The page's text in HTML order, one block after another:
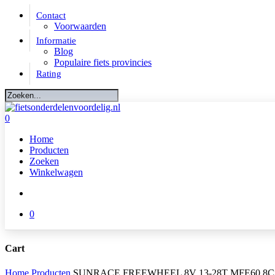
Skip
Contact
Voorwaarden
Informatie
Blog
Populaire fiets provincies
Rating
Close
Search
account
0
Home
Producten
Zoeken
Winkelwagen
0
Cart
Close
Home Producten SUNRACE FREEWHEEL 8V 13-28T MFE60